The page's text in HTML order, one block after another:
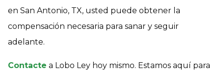
en San Antonio, TX, usted puede obtener la
compensación necesaria para sanar y seguir
adelante.
Contacte a Lobo Ley hoy mismo. Estamos aquí para